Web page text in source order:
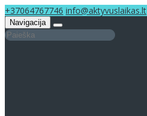
+37064767746 info@aktyvuslaikas.lt
Navigacija